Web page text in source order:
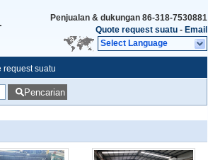
Penjualan & dukungan 86-318-7530881
Quote request suatu - Email
Select Language
request suatu
Pencarian